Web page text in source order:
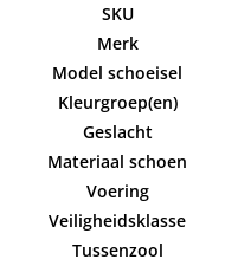
SKU
Merk
Model schoeisel
Kleurgroep(en)
Geslacht
Materiaal schoen
Voering
Veiligheidsklasse
Tussenzool